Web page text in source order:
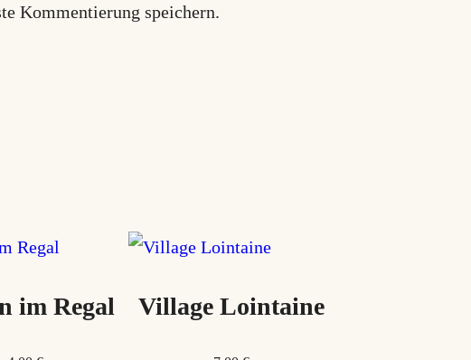
Kommentierung speichern.
im Regal Village Lointaine